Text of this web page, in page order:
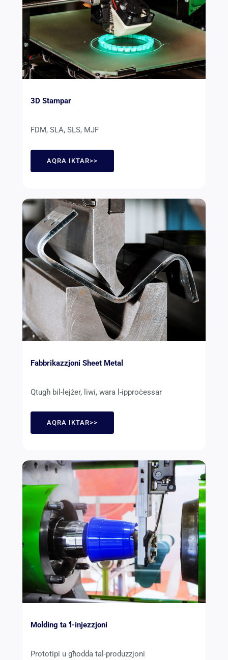
3D Stampar
FDM, SLA, SLS, MJF
AQRA IKTAR>>
Fabbrikazzjoni Sheet Metal
Qtugħ bil-lejżer, liwi, wara l-ipproċessar
AQRA IKTAR>>
Molding ta 'l-injezzjoni
Prototipi u għodda tal-produzzjoni